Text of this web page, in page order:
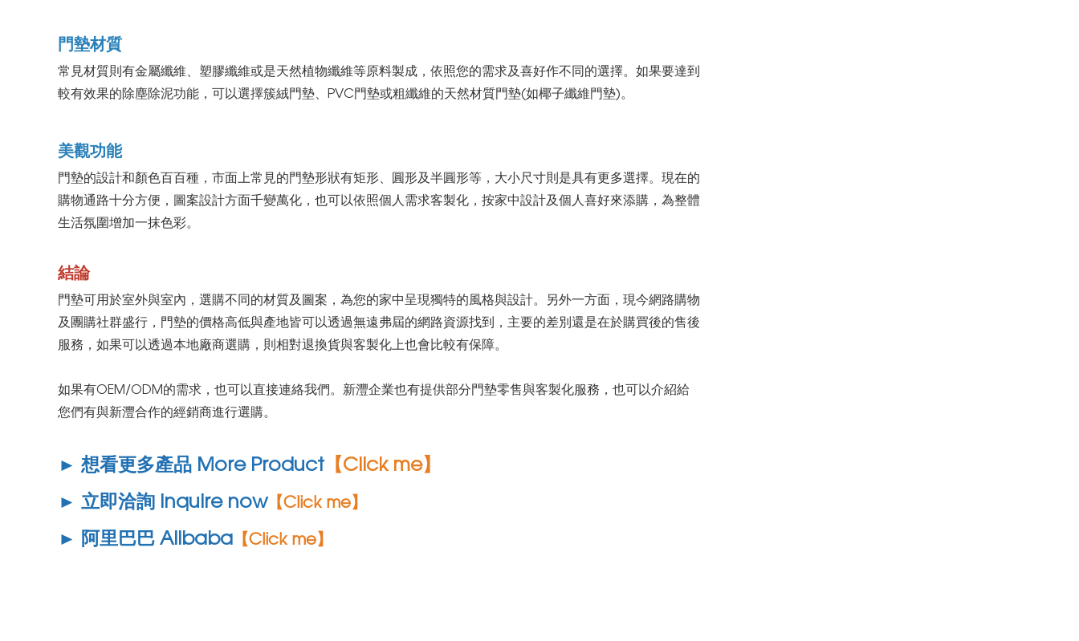
門墊材質
常見材質則有金屬纖維、塑膠纖維或是天然植物纖維等原料製成，依照您的需求及喜好作不同的選擇。如果要達到
較有效果的除塵除泥功能，可以選擇簇絨門墊、PVC門墊或粗纖維的天然材質門墊(如椰子纖維門墊)。
美觀功能
門墊的設計和顏色百百種，市面上常見的門墊形狀有矩形、圓形及半圓形等，大小尺寸則是具有更多選擇。現在的
購物通路十分方便，圖案設計方面千變萬化，也可以依照個人需求客製化，按家中設計及個人喜好來添購，為整體
生活氛圍增加一抹色彩。
結論
門墊可用於室外與室內，選購不同的材質及圖案，為您的家中呈現獨特的風格與設計。另外一方面，現今網路購物
及團購社群盛行，門墊的價格高低與產地皆可以透過無遠弗屆的網路資源找到，主要的差別還是在於購買後的售後
服務，如果可以透過本地廠商選購，則相對退換貨與客製化上也會比較有保障。
如果有OEM/ODM的需求，也可以直接連絡我們。新灃企業也有提供部分門墊零售與客製化服務，也可以介紹給
您們有與新灃合作的經銷商進行選購。
► 想看更多產品 More Product 【Click me】
► 立即洽詢 Inquire now【Click me】
► 阿里巴巴 Alibaba 【Click me】